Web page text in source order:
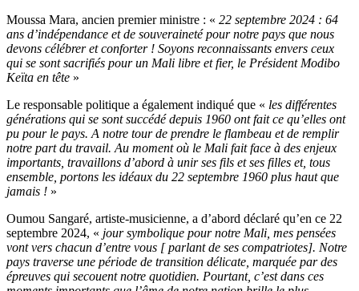
Moussa Mara, ancien premier ministre : « 22 septembre 2024 : 64
ans d’indépendance et de souveraineté pour notre pays que nous
devons célébrer et conforter ! Soyons reconnaissants envers ceux
qui se sont sacrifiés pour un Mali libre et fier, le Président Modibo
Keïta en tête »
Le responsable politique a également indiqué que « les différentes
générations qui se sont succédé depuis 1960 ont fait ce qu’elles ont
pu pour le pays. A notre tour de prendre le flambeau et de remplir
notre part du travail. Au moment où le Mali fait face à des enjeux
importants, travaillons d’abord à unir ses fils et ses filles et, tous
ensemble, portons les idéaux du 22 septembre 1960 plus haut que
jamais ! »
Oumou Sangaré, artiste-musicienne, a d’abord déclaré qu’en ce 22
septembre 2024, « jour symbolique pour notre Mali, mes pensées
vont vers chacun d’entre vous [ parlant de ses compatriotes]. Notre
pays traverse une période de transition délicate, marquée par des
épreuves qui secouent notre quotidien. Pourtant, c’est dans ces